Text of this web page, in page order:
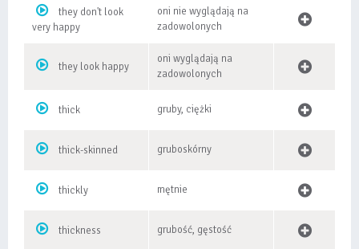
they don't look
very happy
oni nie wyglądają na
zadowolonych
they look happy
oni wyglądają na
zadowolonych
thick gruby, ciężki
thick-skinned gruboskórny
thickly mętnie
thickness grubość, gęstość